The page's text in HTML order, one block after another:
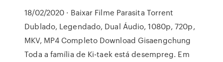
18/02/2020 · Baixar Filme Parasita Torrent
Dublado, Legendado, Dual Áudio, 1080p, 720p,
MKV, MP4 Completo Download Gisaengchung
Toda a família de Ki-taek está desempreg. Em